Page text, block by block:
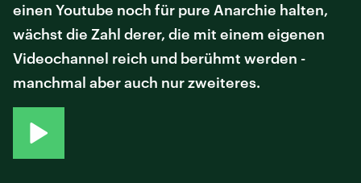
einen Youtube noch für pure Anarchie halten,
wächst die Zahl derer, die mit einem eigenen
Videochannel reich und berühmt werden -
manchmal aber auch nur zweiteres.